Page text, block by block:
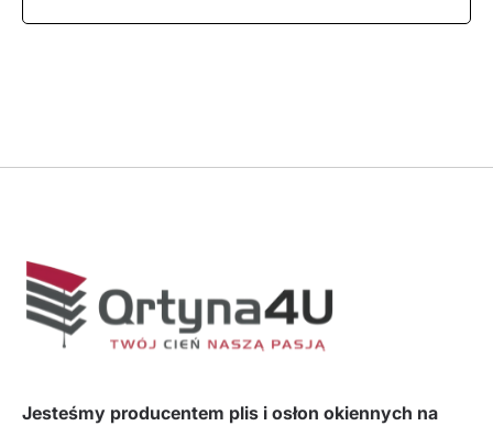
Jesteśmy producentem plis i osłon okiennych na